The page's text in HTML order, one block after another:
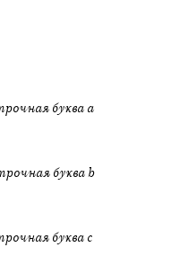
буква a
буква b
буква c